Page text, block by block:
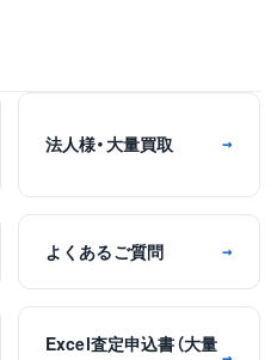
法人様・大量買取 →
よくあるご質問 →
Excel査定申込書（大量